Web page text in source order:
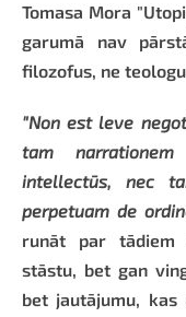
Tomasa Mora
garumā nav
filozofus, ne
"Non est leve
tam
intellectūs, nec
perpetuam de
runāt par tādiem
stāstu, bet gan
bet jautājumu,